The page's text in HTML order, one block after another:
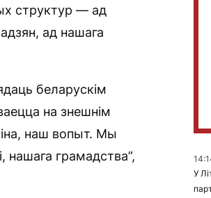
структур — ад
ад нашага
беларускім
на знешнім
наш вопыт. Мы
грамадства”,
У